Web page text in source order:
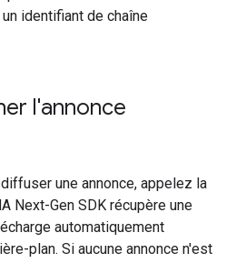
identifiant de chaîne
l'annonce
une annonce, appelez la
Next-Gen SDK récupère une
automatiquement
plan. Si aucune annonce n'est